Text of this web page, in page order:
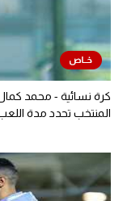
كرة نسائية - محمد
المنتخب تحدد مدة